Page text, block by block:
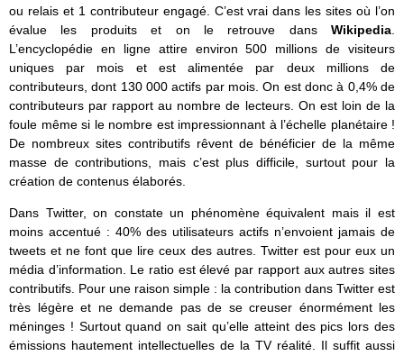
ou relais et 1 contributeur engagé. C’est vrai dans les sites où l’on
évalue les produits et on le retrouve dans Wikipedia
L’encyclopédie en ligne attire environ 500 millions de visiteurs
uniques par mois et est alimentée par deux millions de
contributeurs, dont 130 000 actifs par mois. On est donc à 0,4% de
contributeurs par rapport au nombre de lecteurs. On est loin de la
foule même si le nombre est impressionnant à l’échelle planétaire !
De nombreux sites contributifs rêvent de bénéficier de la même
masse de contributions, mais c’est plus difficile, surtout pour la
création de contenus élaborés.
Dans Twitter, on constate un phénomène équivalent mais il est
moins accentué : 40% des utilisateurs actifs n’envoient jamais de
tweets et ne font que lire ceux des autres. Twitter est pour eux un
média d’information. Le ratio est élevé par rapport aux autres sites
contributifs. Pour une raison simple : la contribution dans Twitter est
très légère et ne demande pas de se creuser énormément les
méninges ! Surtout quand on sait qu’elle atteint des pics lors des
émissions hautement intellectuelles de la TV réalité. Il suffit aussi